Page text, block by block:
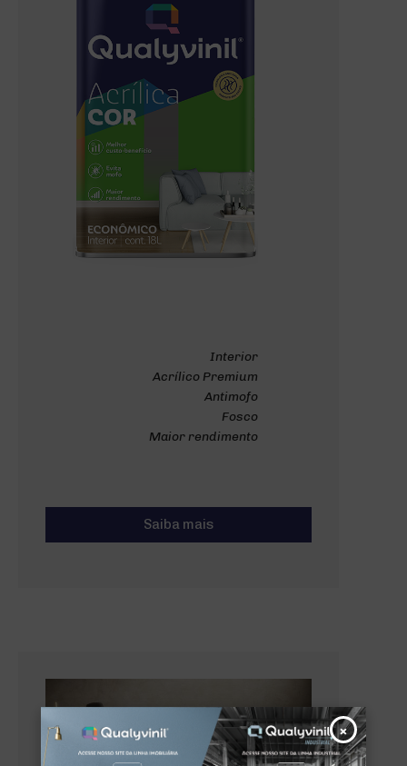
×
Interior
Acrílico Premium
Antimofo
Fosco
Maior rendimento
Saiba mais